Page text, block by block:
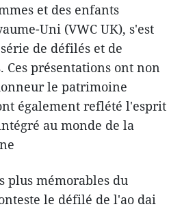
et des enfants
Uni (VWC UK), s'est
de défilés et de
Ces présentations ont non
le patrimoine
également reflété l'esprit
au monde de la
plus mémorables du
le défilé de l'ao dai